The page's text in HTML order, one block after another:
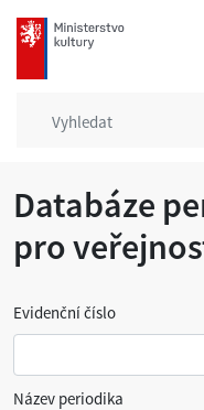
mkcr.cz
Databáze
pro
Evidenční číslo
Název periodika